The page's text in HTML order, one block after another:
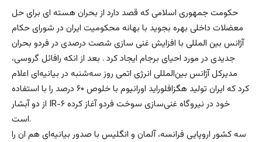
حکومت جمهوری اسلامی که قصد دارد از بحران هسته ای برای حل
معضلات داخلی بهره بجوید با بهانه محکومیت ایران در شورای حکام
آژانس بین المللی با افزایش غنی سازی شصت درصدی در فردو بحران
جدیدی در مورد احیای برجام ایجاد کرد . بعد از انکه رافائل گروسی،
مدیرکل آژانس بین‌المللی انرژی اتمی روز سه‌شنبه در بیانیه‌ای اعلام
کرد که ایران تولید هگزافلوراید اورانیوم با خلوص ۶۰ درصد را با استفاده
از دو آبشار IR-۶ خود در نیروگاه غنی‌سازی سوخت فردو آغاز کرده
است.
سه کشور اروپایی فرانسه، آلمان و انگلیس با صدور بیانیه‌ای هم ان را